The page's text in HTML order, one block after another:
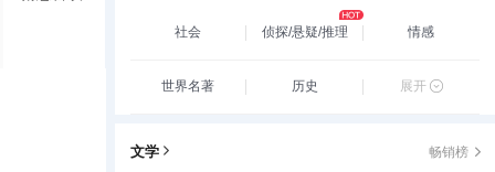
社会 侦探/悬疑/推理 情感
世界名著 历史 展开
文学 畅销榜